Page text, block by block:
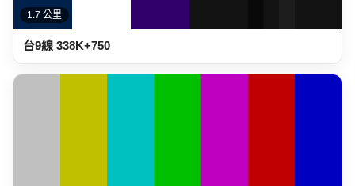
1.7 公里
台9線 338K+750